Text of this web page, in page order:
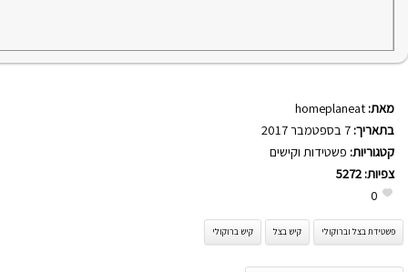
מאת: homeplaneat
בתאריך:
קטגוריות: פשטידות וקישים
צפיות: 5272
0
פשטידת בצל וברוקולי קיש בצל קיש ברוקולי